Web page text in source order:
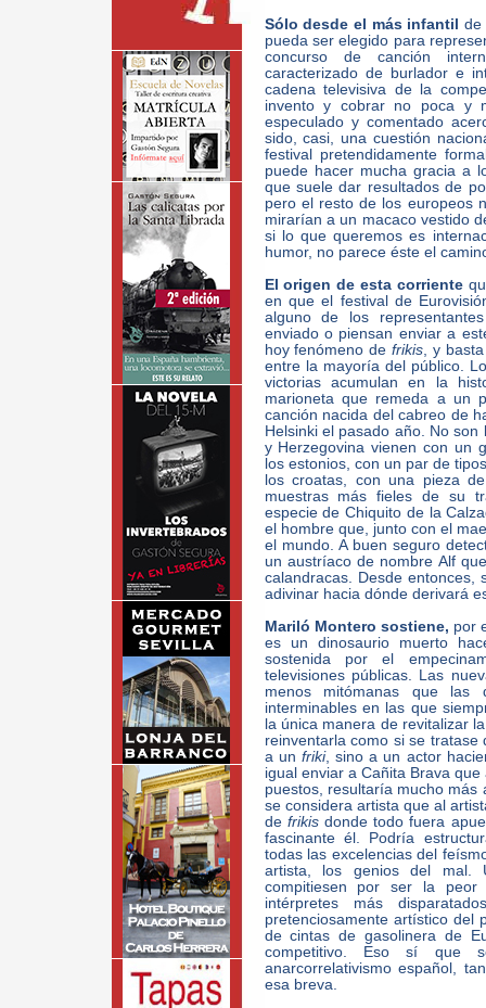
Sólo desde el más infantil
de
pueda ser elegido para
concurso de canción
caracterizado de burlador e
cadena televisiva de la
invento y cobrar no poca y
especulado y comentado
sido, casi, una cuestión
festival pretendidamente
puede hacer mucha gracia a
que suele dar resultados de
pero el resto de los europeos
mirarían a un macaco vestido
si lo que queremos es
humor, no parece éste el
El origen de esta corriente
en que el festival de
alguno de los
enviado o piensan enviar a
hoy fenómeno de frikis, y
entre la mayoría del público.
victorias acumulan en la
marioneta que remeda a un
canción nacida del cabreo de
Helsinki el pasado año. No
y Herzegovina vienen con un
los estonios, con un par de
los croatas, con una pieza
muestras más fieles de su
especie de Chiquito de la
el hombre que, junto con el
el mundo. A buen seguro
un austríaco de nombre Alf
calandracas. Desde
adivinar hacia dónde derivará
Mariló Montero sostiene, por
es un dinosaurio muerto
sostenida por el
televisiones públicas. Las
menos mitómanas que las
interminables en las que
la única manera de revitalizar
reinventarla como si se
a un friki, sino a un actor
igual enviar a Cañita Brava
puestos, resultaría mucho
se considera artista que al
de frikisdonde todo fuera
fascinante él. Podría
todas las excelencias del
artista, los genios del mal.
compitiesen por ser la
intérpretes más
pretenciosamente artístico del
de cintas de gasolinera de
competitivo. Eso sí que
anarcorrelativismo español,
esa breva.